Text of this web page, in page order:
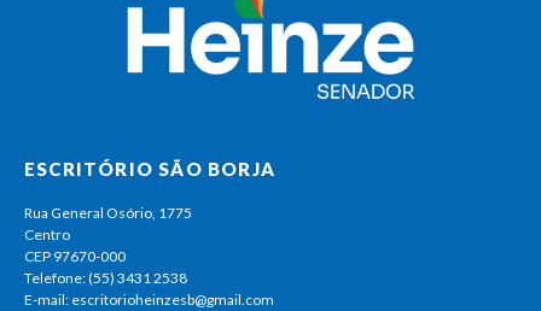
ESCRITÓRIO SÃO BORJA
Rua General Osório, 1775
Centro
CEP 97670-000
Telefone: (55) 3431 2538
E-mail: escritorioheinzesb@gmail.com